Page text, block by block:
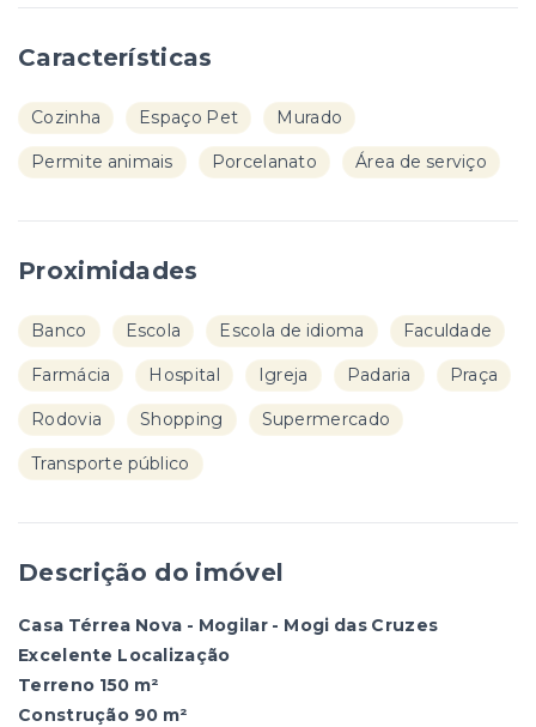
Características
Cozinha Espaço Pet Murado
Permite animais Porcelanato Área de serviço
Proximidades
Banco Escola Escola de idioma Faculdade
Farmácia Hospital Igreja Padaria Praça
Rodovia Shopping Supermercado
Transporte público
Descrição do imóvel
Casa Térrea Nova - Mogilar - Mogi das Cruzes
Excelente Localização
Terreno 150 m²
Construção 90 m²